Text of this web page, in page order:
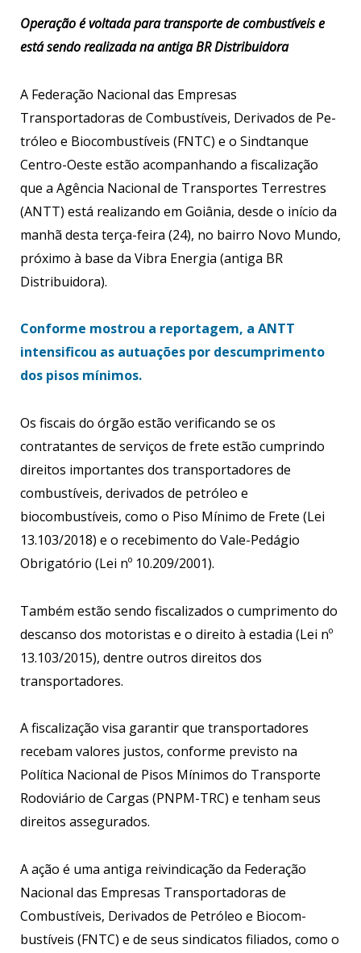
Operação é voltada para transporte de combustíveis e
está sendo realizada na antiga BR Distribuidora
A Federação Nacio­nal das Empresas
Transportadoras de Combustíveis, Derivados de Pe­
tróleo e Biocom­bustíveis (FNTC) e o Sindtanque
Centro-Oeste estão acompanhando a fiscalização
que a Agência Nacional de Transportes Terrestres
(ANTT) está realizando em Goiânia, desde o início da
manhã desta terça-feira (24), no bairro Novo Mundo,
próximo à base da Vibra Energia (antiga BR
Distribuidora).
Conforme mostrou a reportagem, a ANTT
intensificou as autuações por descumprimento
dos pisos mínimos.
Os fiscais do órgão estão verificando se os
contratantes de serviços de frete estão cumprindo
direitos importantes dos transportadores de
combustíveis, derivados de petróleo e
biocombustíveis, como o Piso Mínimo de Frete (Lei
13.103/2018) e o recebimento do Vale-Pedágio
Obrigatório (Lei nº 10.209/2001).
Também estão sendo fiscalizados o cumprimento do
descanso dos motoristas e o direito à estadia (Lei nº
13.103/2015), dentre outros direitos dos
transportadores.
A fiscalização visa garantir que transportadores
recebam valores justos, conforme previsto na
Política Nacional de Pisos Mínimos do Trans­porte
Rodoviário de Cargas (PNPM-TRC) e tenham seus
direitos asse­gurados.
A ação é uma anti­ga reivindicação da Federação
Nacio­nal das Empresas Transportadoras de
Combustíveis, Derivados de Pe­tróleo e Biocom­
bustíveis (FNTC) e de seus sindica­tos filiados, como o